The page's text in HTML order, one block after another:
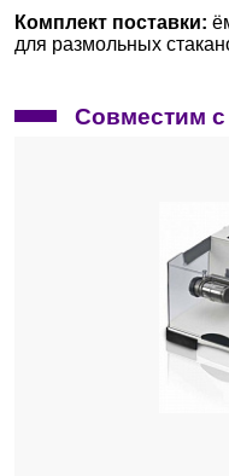
Комплект поставки:
для размольных
Совместим с